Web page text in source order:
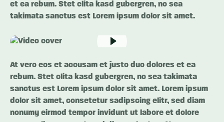
et ea rebum. Stet clita kasd gubergren, no sea
takimata sanctus est Lorem ipsum dolor sit amet.
At vero eos et accusam et justo duo dolores et ea
rebum. Stet clita kasd gubergren, no sea takimata
sanctus est Lorem ipsum dolor sit amet. Lorem ipsum
dolor sit amet, consetetur sadipscing elitr, sed diam
nonumy eirmod tempor invidunt ut labore et dolore